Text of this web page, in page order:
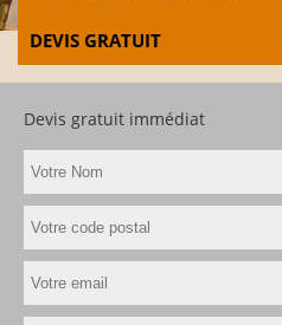
DEVIS GRATUIT
Devis gratuit immédiat